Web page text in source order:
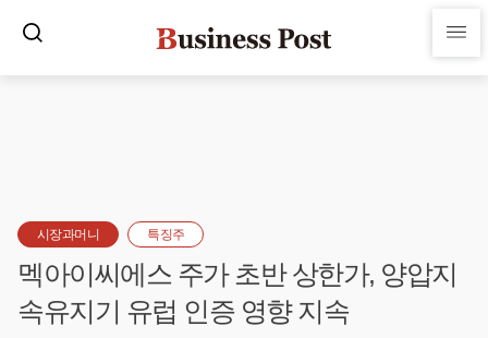
시장과머니 특징주
멕아이씨에스 주가 초반 상한가, 양압지
속유지기 유럽 인증 영향 지속